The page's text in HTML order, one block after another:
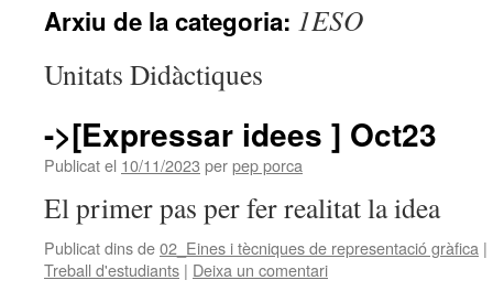
Arxiu de la categoria: 1ESO
Unitats Didàctiques
->[Expressar idees ] Oct23
Publicat el 10/11/2023 perpep porca
El primer pas per fer realitat la idea
Publicat dins de02_Eines i tècniques de representació gràfica |
Treball d'estudiants | Deixa un comentari